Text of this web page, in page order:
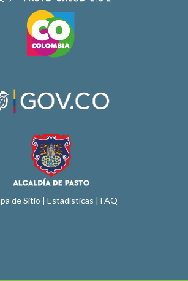
de Sitio | Estadísticas | FAQ